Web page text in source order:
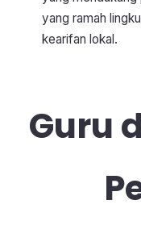
yang ramah
kearifan lokal.
Guru